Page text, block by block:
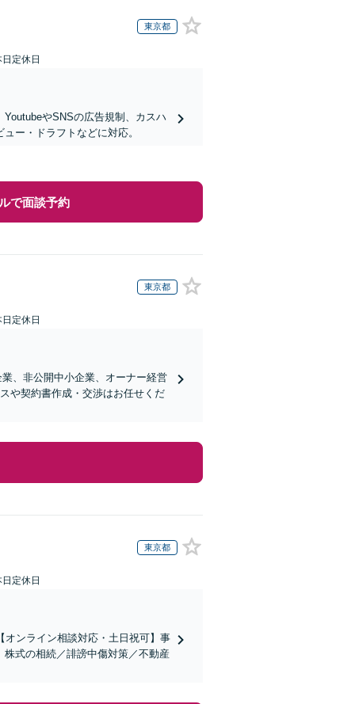
東京都
定休日
やSNSの広告規制、カスハ
ー・ドラフトなどに対応。
で面談予約
東京都
定休日
、非公開中小企業、オーナー経営
や契約書作成・交渉はお任せくだ
東京都
定休日
ンライン相談対応・土日祝可】事
式の相続／誹謗中傷対策／不動産